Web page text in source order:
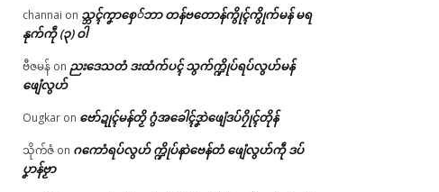
channai on သ္ဘၚ်ကၞာစှေ်ဘာ တန်ဗတောန်ကွိုၚ်ကွိုက်မန် မရ
နုက်ကဵု (၃) ဝါ
ဗီဇမန် on ညးဒေသတံ ဒးထံက်ပၚ် သွက်က္ဍိုပ်ရပ်လွဟ်မန်
ဖျေံလွဟ်
Ougkar on ဗော်ဍုၚ်မန်တၟိ ဂွံအခေါၚ်ဒၞာဲဖျေံဒပ်ဂၠိုၚ်တိုန်
သိုက်ဇံ on ဂကောံရပ်လွဟ် က္ဍိုပ်နာဲဗေန်တံ ဖျေံလွဟ်ကဵု ဒပ်
ပၞာန်ဗၟာ